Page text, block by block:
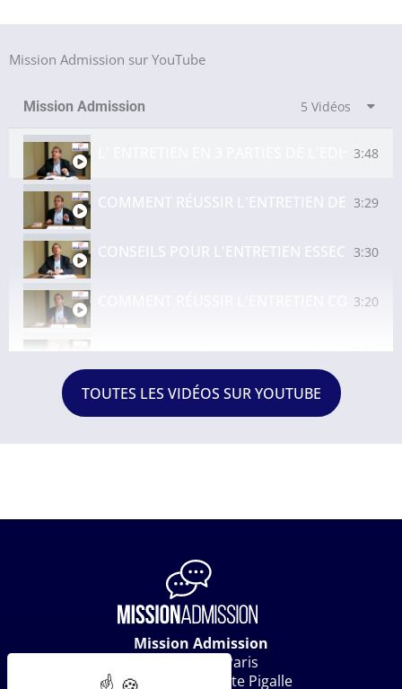
Mission Admission sur YouTube
Mission Admission 5 Vidéos
L' ENTRETIEN EN 3 PARTIES DE L'EDHEC
3:48
COMMENT RÉUSSIR L'ENTRETIEN DE L'IESEG
3:29
CONSEILS POUR L'ENTRETIEN ESSEC PRÉPA
3:30
COMMENT RÉUSSIR L'ENTRETIEN 3:20
ENTRETIENS DE PERSONNALITÉ : 2:54
TOUTES LES VIDÉOS SUR YOUTUBE
Mission Admission
c/o Work In Paris
20 rue Jean-Baptiste Pigalle